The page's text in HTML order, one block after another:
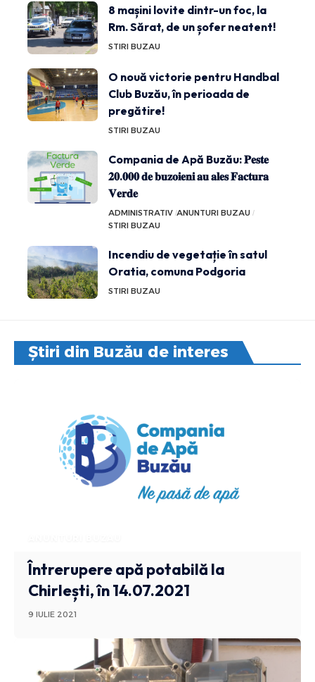
8 mașini lovite dintr-un foc, la
Rm. Sărat, de un șofer neatent!
STIRI BUZAU
O nouă victorie pentru Handbal
Club Buzău, în perioada de
pregătire!
STIRI BUZAU
Compania de Apă Buzău: 𝐏𝐞𝐬𝐭𝐞
𝟐𝟎.𝟎𝟎𝟎 𝐝𝐞 𝐛𝐮𝐳𝐨𝐢𝐞𝐧𝐢 𝐚𝐮 𝐚𝐥𝐞𝐬 𝐅𝐚𝐜𝐭𝐮𝐫𝐚
𝐕𝐞𝐫𝐝𝐞
ADMINISTRATIV ANUNTURI BUZAU
STIRI BUZAU
Incendiu de vegetație în satul
Oratia, comuna Podgoria
STIRI BUZAU
Știri din Buzău de interes
Întrerupere apă potabilă la
Chirlești, în 14.07.2021
9 IULIE 2021